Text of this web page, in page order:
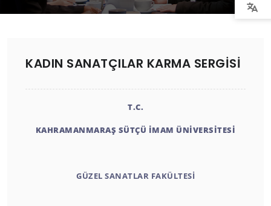
KADIN SANATÇILAR KARMA SERGİSİ
T.C.
KAHRAMANMARAŞ SÜTÇÜ İMAM ÜNİVERSİTESİ
GÜZEL SANATLAR FAKÜLTESİ